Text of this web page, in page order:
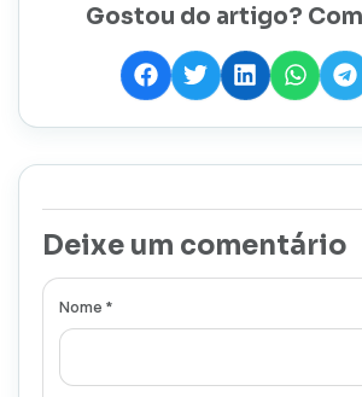
Gostou do artigo?
Deixe um comentário
Nome *